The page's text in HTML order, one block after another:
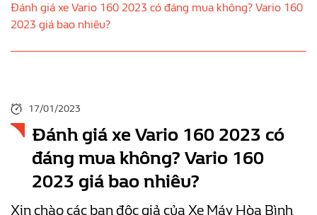
Đánh giá xe Vario 160 2023 có đáng mua không? Vario 160
2023 giá bao nhiêu?
17/01/2023
Đánh giá xe Vario 160 2023 có
đáng mua không? Vario 160
2023 giá bao nhiêu?
Xin chào các bạn độc giả của Xe Máy Hòa Bình